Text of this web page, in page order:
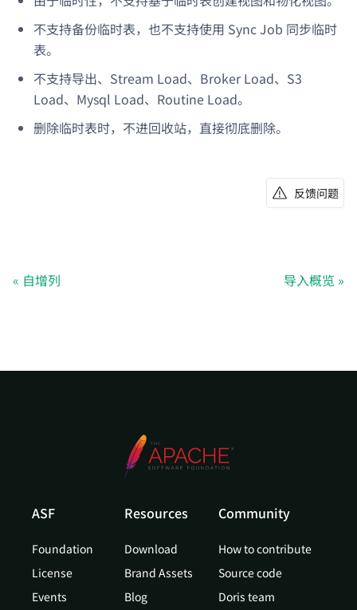
不支持备份临时表，也不支持使用 Sync Job 同步临时
表。
不支持导出、Stream Load、Broker Load、S3
Load、Mysql Load、Routine Load。
删除临时表时，不进回收站，直接彻底删除。
反馈问题
自增列 导入概览
ASF
Foundation
License
Events
Resources
Download
Brand Assets
Blog
Community
How to contribute
Source code
Doris team